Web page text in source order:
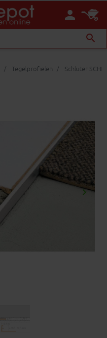
person
search
Tegelprofielen Schluter
keyboard_arrow_right